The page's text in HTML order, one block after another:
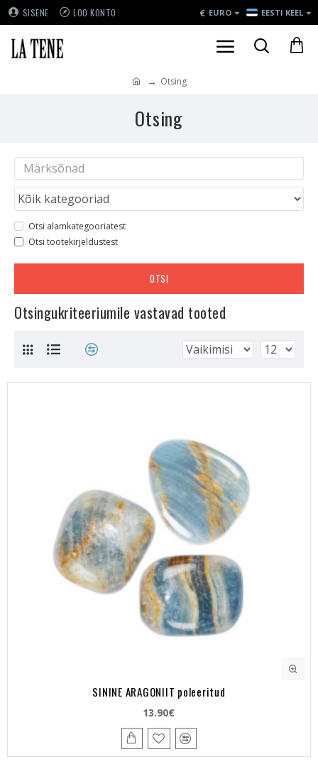
SISENE LOO KONTO € EURO EESTI KEEL
Otsing
Otsing
Otsi alamkategooriatest
Otsi tootekirjeldustest
OTSI
Otsingukriteeriumile vastavad tooted
SININE ARAGONIIT poleeritud
13.90€